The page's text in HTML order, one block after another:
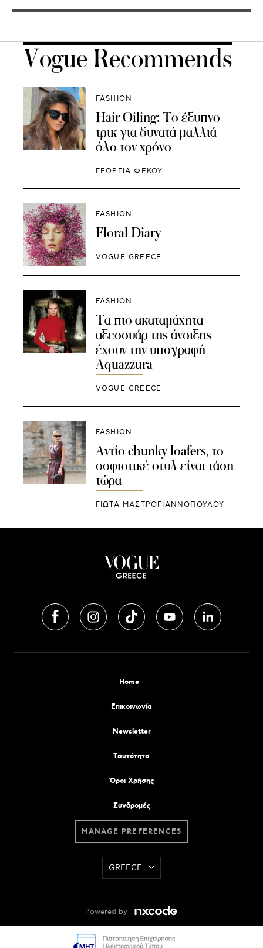
Vogue Recommends
FASHION
Hair Oiling: Το έξυπνο
τρικ για δυνατά μαλλιά
όλο τον χρόνο
ΓΕΩΡΓΙΑ ΦΕΚΟΥ
FASHION
Floral Diary
VOGUE GREECE
FASHION
Τα πιο ακαταμάχητα
αξεσουάρ της άνοιξης
έχουν την υπογραφή
Aquazzura
VOGUE GREECE
FASHION
Αντίο chunky loafers, το
σοφιστικέ στυλ είναι τάση
τώρα
ΓΙΩΤΑ ΜΑΣΤΡΟΓΙΑΝΝΟΠΟΥΛΟΥ
Home
Επικοινωνία
Newsletter
Tαυτότητα
Όροι Χρήσης
Συνδρομές
MANAGE PREFERENCES
GREECE
Powered by